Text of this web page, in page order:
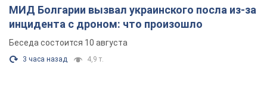
МИД Болгарии вызвал украинского посла из-за
инцидента с дроном: что произошло
Беседа состоится 10 августа
3 часа назад 4,9 т.